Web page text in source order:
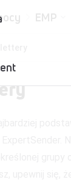
EMP
ExpertSender.
grupy
upewnij się,